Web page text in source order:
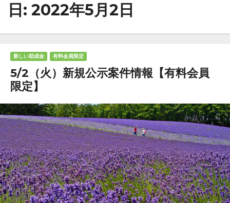
日: 2022年5月2日
新しい助成金 有料会員限定
5/2（火）新規公示案件情報【有料会員
限定】